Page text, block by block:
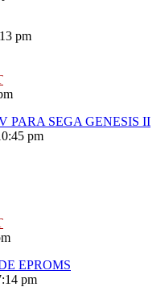
pm
PARA SEGA GENESIS II
pm
EPROMS
pm